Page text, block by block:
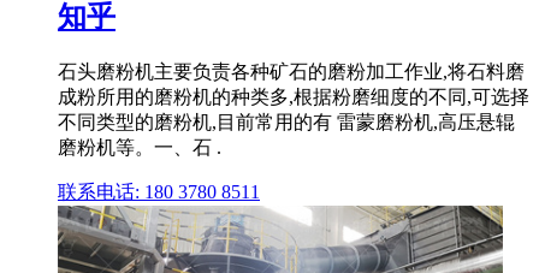
知乎
石头磨粉机主要负责各种矿石的磨粉加工作业,将石料磨
成粉所用的磨粉机的种类多,根据粉磨细度的不同,可选择
不同类型的磨粉机,目前常用的有 雷蒙磨粉机,高压悬辊
磨粉机等。一、石 .
联系电话: 180 3780 8511